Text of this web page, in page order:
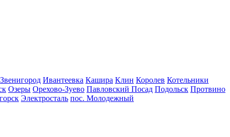
Звенигород Ивантеевка Кашира Клин Королев Котельники
Озеры Орехово-Зуево Павловский Посад Подольск Протвино
Электросталь пос. Молодежный